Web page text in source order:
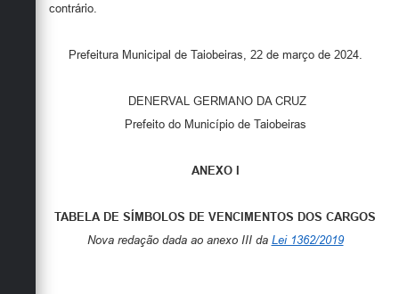
contrário.
Prefeitura Municipal de Taiobeiras, 22 de março de 2024.
DENERVAL GERMANO DA CRUZ
Prefeito do Município de Taiobeiras
ANEXO I
TABELA DE SÍMBOLOS DE VENCIMENTOS DOS CARGOS
Nova redação dada ao anexo III da Lei 1362/2019